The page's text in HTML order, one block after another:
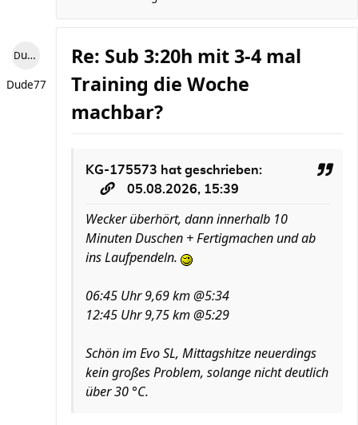
Dude77
Dude77
Re: Sub 3:20h mit 3-4 mal
Training die Woche
machbar?
KG-175573 hat geschrieben:
05.08.2026, 15:39
Wecker überhört, dann innerhalb 10
Minuten Duschen + Fertigmachen und ab
ins Laufpendeln.
06:45 Uhr 9,69 km @5:34
12:45 Uhr 9,75 km @5:29
Schön im Evo SL, Mittagshitze neuerdings
kein großes Problem, solange nicht deutlich
über 30 °C.